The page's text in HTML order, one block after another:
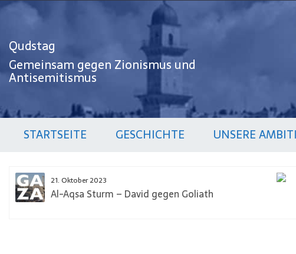
Zum
Qudstag
Gemeinsam gegen Zionismus und
Antisemitismus
STARTSEITE GESCHICHTE UNSERE
21. Oktober 2023
Al-Aqsa Sturm – David gegen Goliath